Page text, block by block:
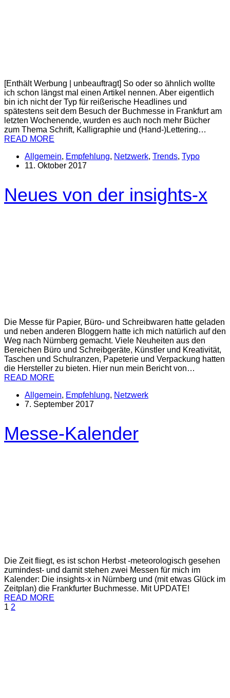
[Enthält Werbung | unbeauftragt] So oder so ähnlich wollte
ich schon längst mal einen Artikel nennen. Aber eigentlich
bin ich nicht der Typ für reißerische Headlines und
spätestens seit dem Besuch der Buchmesse in Frankfurt am
letzten Wochenende, wurden es auch noch mehr Bücher
zum Thema Schrift, Kalligraphie und (Hand-)Lettering…
READ MORE
Allgemein, Empfehlung, Netzwerk, Trends, Typo
11. Oktober 2017
Neues von der insights-x
Die Messe für Papier, Büro- und Schreibwaren hatte geladen
und neben anderen Bloggern hatte ich mich natürlich auf den
Weg nach Nürnberg gemacht. Viele Neuheiten aus den
Bereichen Büro und Schreibgeräte, Künstler und Kreativität,
Taschen und Schulranzen, Papeterie und Verpackung hatten
die Hersteller zu bieten. Hier nun mein Bericht von…
READ MORE
Allgemein, Empfehlung, Netzwerk
7. September 2017
Messe-Kalender
Die Zeit fliegt, es ist schon Herbst -meteorologisch gesehen
zumindest- und damit stehen zwei Messen für mich im
Kalender: Die insights-x in Nürnberg und (mit etwas Glück im
Zeitplan) die Frankfurter Buchmesse. Mit UPDATE!
READ MORE
1 2